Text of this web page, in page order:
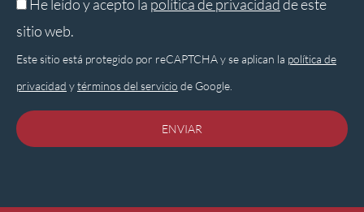
He leído y acepto la política de privacidadde este
sitio web.
Este sitio está protegido por reCAPTCHA y se aplican la política de
privacidad ytérminos del servicio de Google.
ENVIAR